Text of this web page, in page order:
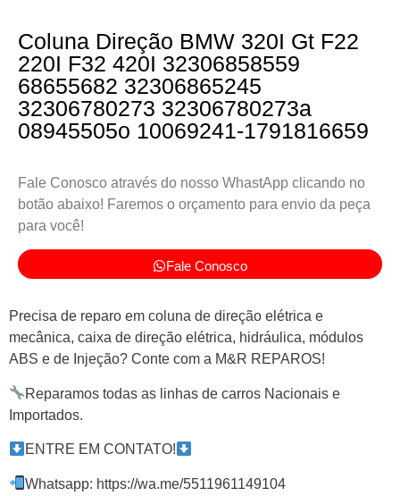
Coluna Direção BMW 320I Gt F22
220I F32 420I 32306858559
68655682 32306865245
32306780273 32306780273a
08945505o 10069241-1791816659
Fale Conosco através do nosso WhastApp clicando no
botão abaixo! Faremos o orçamento para envio da peça
para você!
Fale Conosco
Precisa de reparo em coluna de direção elétrica e
mecânica, caixa de direção elétrica, hidráulica, módulos
ABS e de Injeção? Conte com a M&R REPAROS!
Reparamos todas as linhas de carros Nacionais e
Importados.
ENTRE EM CONTATO!
Whatsapp: https://wa.me/5511961149104